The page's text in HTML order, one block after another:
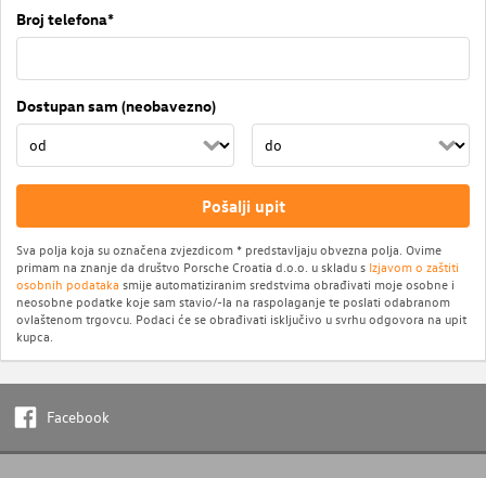
Broj telefona*
Dostupan sam (neobavezno)
Pošalji upit
Sva polja koja su označena zvjezdicom * predstavljaju obvezna polja. Ovime
primam na znanje da društvo Porsche Croatia d.o.o. u skladu s Izjavom o zaštiti
osobnih podataka smije automatiziranim sredstvima obrađivati moje osobne i
neosobne podatke koje sam stavio/-la na raspolaganje te poslati odabranom
ovlaštenom trgovcu. Podaci će se obrađivati isključivo u svrhu odgovora na upit
kupca.
Facebook